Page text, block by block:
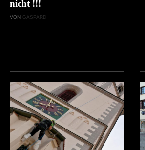
nicht !!!
VON GASPARD